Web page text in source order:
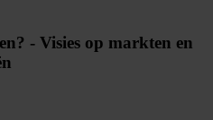
- Visies op markten en